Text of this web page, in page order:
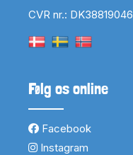
CVR nr.: DK38819046
Følg os online
Facebook
Instagram